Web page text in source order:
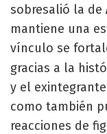
sobresalió la de
mantiene una
vínculo se
gracias a la
y el
como también
reacciones de